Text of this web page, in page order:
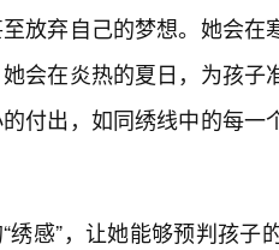
放弃自己的梦想。她会
会在炎热的夏日，为孩
付出，如同绣线中的每
绣感”，让她能够预判孩